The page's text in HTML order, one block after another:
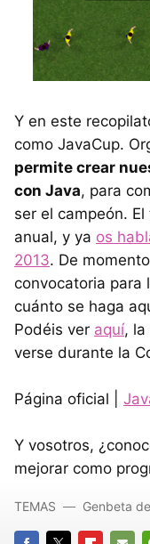
Y en este
como JavaCup.
permite crear
con Java, para
ser el campeón.
anual, y ya os
2013. De
convocatoria para
cuánto se haga
Podéis ver aquí, la
verse durante la
Página oficial |
Y vosotros,
mejorar como
TEMAS Genbeta